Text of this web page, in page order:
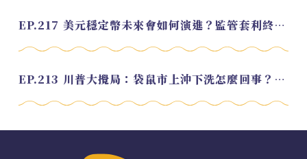
EP.217 美元穩定幣未來會如何演進？監管套利終將收斂？feat. 研究員 余哲安
EP.213 川普大攪局：袋鼠市上沖下洗怎麼回事？feat. Alvin